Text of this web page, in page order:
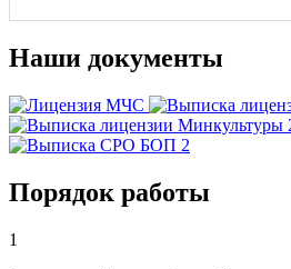
Наши документы
Порядок работы
1